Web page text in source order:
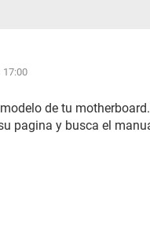
17:00
de tu
pagina y busca el